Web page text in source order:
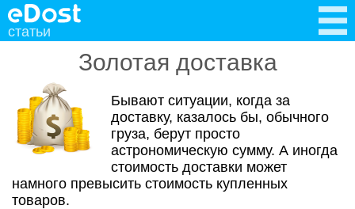
статьи
Золотая доставка
Бывают ситуации, когда за
доставку, казалось бы, обычного
груза, берут просто
астрономическую сумму. А иногда
стоимость доставки может
намного превысить стоимость купленных
товаров.